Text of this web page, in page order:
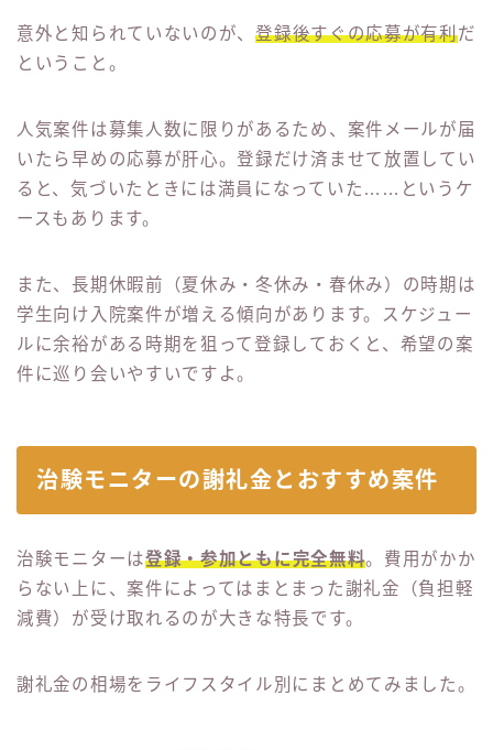
意外と知られていないのが、登録後すぐの応募が有利だ
ということ。
人気案件は募集人数に限りがあるため、案件メールが届
いたら早めの応募が肝心。登録だけ済ませて放置してい
ると、気づいたときには満員になっていた……というケ
ースもあります。
また、長期休暇前（夏休み・冬休み・春休み）の時期は
学生向け入院案件が増える傾向があります。スケジュー
ルに余裕がある時期を狙って登録しておくと、希望の案
件に巡り会いやすいですよ。
治験モニターの謝礼金とおすすめ案件
治験モニターは登録・参加ともに完全無料。費用がかか
らない上に、案件によってはまとまった謝礼金（負担軽
減費）が受け取れるのが大きな特長です。
謝礼金の相場をライフスタイル別にまとめてみました。